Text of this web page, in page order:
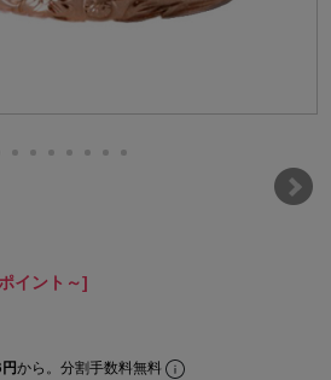
イント～]
から。分割手数料無料